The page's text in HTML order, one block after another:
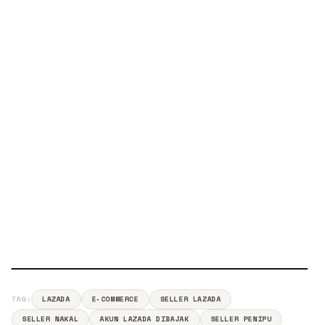
TAG: LAZADA E-COMMERCE
SELLER LAZADA
SELLER NAKAL
AKUN LAZADA DIBAJAK
SELLER PENIPU